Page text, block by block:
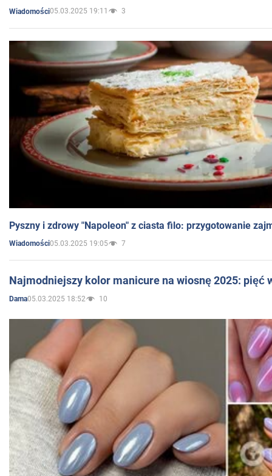
Wiadomości05.03.2025 19:11 3
Pyszny i zdrowy "Napoleon" z ciasta filo: przygotowanie
Wiadomości05.03.2025 19:05 7
Najmodniejszy kolor manicure na wiosnę 2025: pięć
Dama05.03.2025 18:52 10